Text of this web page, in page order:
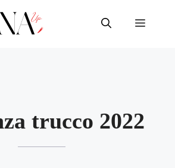
Menu
trucco 2022